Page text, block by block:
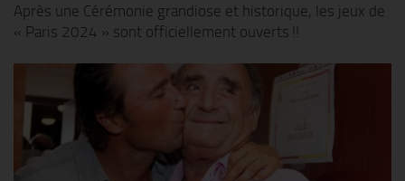
Après une Cérémonie grandiose et historique, les jeux de
« Paris 2024 » sont officiellement ouverts !!